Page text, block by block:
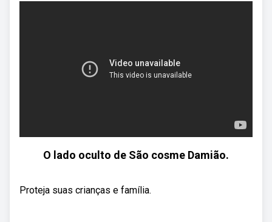
O lado oculto de São cosme Damião.
Proteja suas crianças e família.